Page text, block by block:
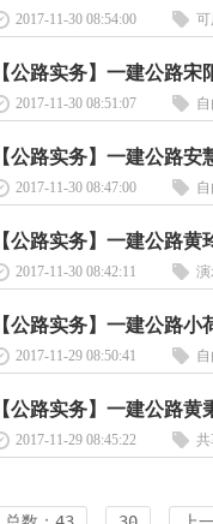
2017-11-30 08:54:00 可
【公路实务】一建公路宋
2017-11-30 08:51:07
【公路实务】一建公路
2017-11-30 08:47:00
【公路实务】一建公路
2017-11-30 08:42:11 演
【公路实务】一建公路
2017-11-29 08:50:41
【公路实务】一建公路
2017-11-29 08:45:22 共